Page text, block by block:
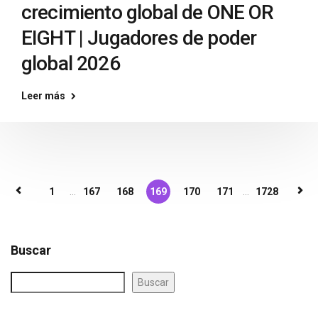
crecimiento global de ONE OR
EIGHT | Jugadores de poder
global 2026
Leer más
1 167 168 169 170 171 1728
Buscar
Buscar